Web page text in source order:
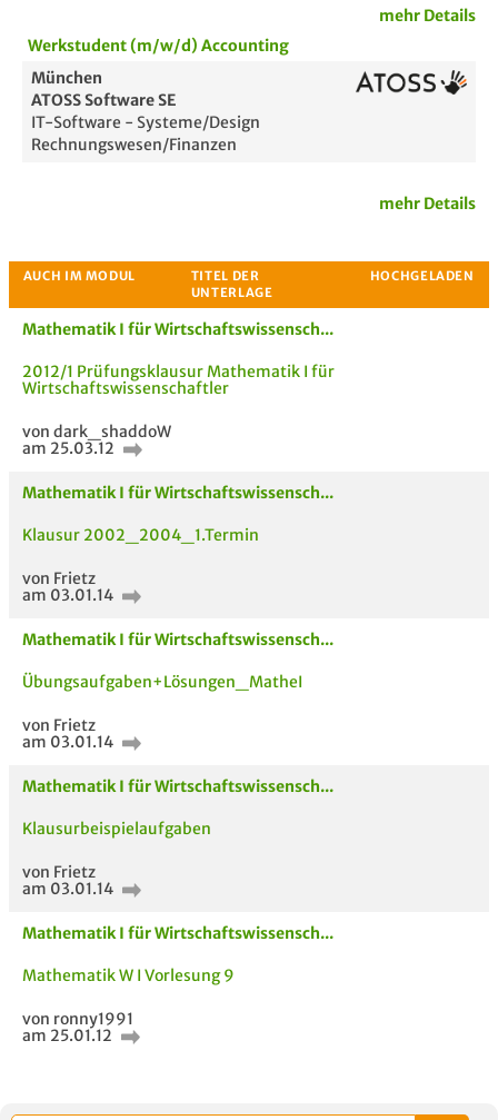
Passende Stellenanzeigen
mehr Details
Werkstudent (m/w/d) Accounting
München
ATOSS Software SE
IT-Software - Systeme/Design
Rechnungswesen/Finanzen
mehr Details
UNTERLAGE
Mathematik I für Wirtschaftswissensch...
2012/1 Prüfungsklausur Mathematik I für
Wirtschaftswissenschaftler
von dark_shaddoW
am 25.03.12
Mathematik I für Wirtschaftswissensch...
Klausur 2002_2004_1.Termin
von Frietz
am 03.01.14
Mathematik I für Wirtschaftswissensch...
Übungsaufgaben+Lösungen_MatheI
von Frietz
am 03.01.14
Mathematik I für Wirtschaftswissensch...
Klausurbeispielaufgaben
von Frietz
am 03.01.14
Mathematik I für Wirtschaftswissensch...
Mathematik W I Vorlesung 9
von ronny1991
am 25.01.12